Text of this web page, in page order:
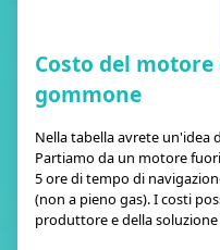
Costo del
gommone
Nella tabella avrete un'idea
Partiamo da un motore
5 ore di tempo di
(non a pieno gas). I costi
produttore e della soluzione